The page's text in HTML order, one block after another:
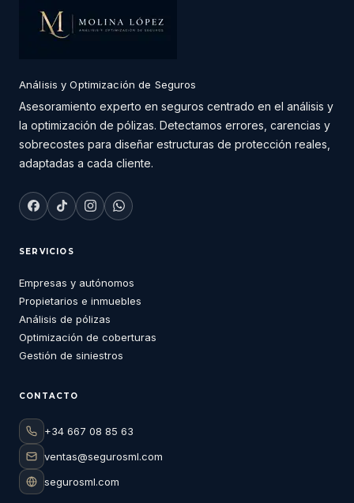
Análisis y Optimización de Seguros
Asesoramiento experto en seguros centrado en el análisis y
la optimización de pólizas. Detectamos errores, carencias y
sobrecostes para diseñar estructuras de protección reales,
adaptadas a cada cliente.
SERVICIOS
Empresas y autónomos
Propietarios e inmuebles
Análisis de pólizas
Optimización de coberturas
Gestión de siniestros
CONTACTO
+34 667 08 85 63
ventas@segurosml.com
segurosml.com